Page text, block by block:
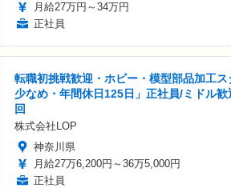
月給27万円～34万円
正社員
転職初挑戦歓迎・ホビー・模型部品加工
少なめ・年間休日125日」正社員/ミドル
回
株式会社LOP
神奈川県
月給27万6,200円～36万5,000円
正社員